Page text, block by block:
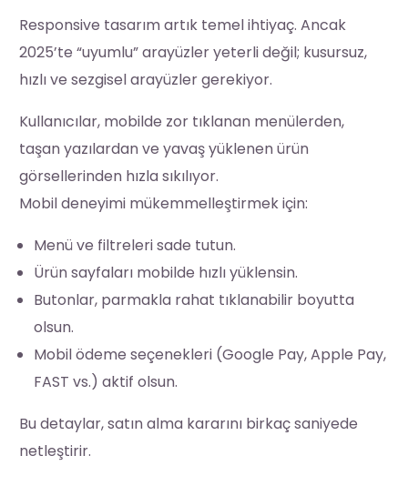
Responsive tasarım artık temel ihtiyaç. Ancak
2025’te “uyumlu” arayüzler yeterli değil; kusursuz,
hızlı ve sezgisel arayüzler gerekiyor.
Kullanıcılar, mobilde zor tıklanan menülerden,
taşan yazılardan ve yavaş yüklenen ürün
görsellerinden hızla sıkılıyor.
Mobil deneyimi mükemmelleştirmek için:
Menü ve filtreleri sade tutun.
Ürün sayfaları mobilde hızlı yüklensin.
Butonlar, parmakla rahat tıklanabilir boyutta
olsun.
Mobil ödeme seçenekleri (Google Pay, Apple Pay,
FAST vs.) aktif olsun.
Bu detaylar, satın alma kararını birkaç saniyede
netleştirir.